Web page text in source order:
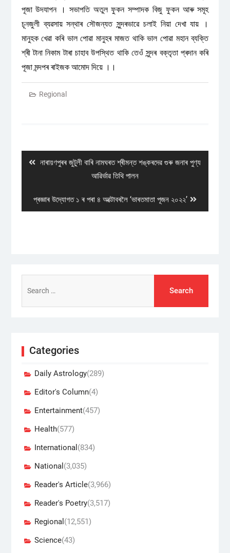
পূজা উদযাপন । সভাপতি অতুল ফুকন সম্পাদক বিজু ফুকন আৰু সমূহ
চূনজুলী ব্যৱসায় সন্থাৰ সৌজন্যত সুন্দৰভাৱে চলাই নিয়া দেখা যায় ।
মানুহক খেৱা কৰি ভাল পোৱা মানুহৰ মাজত থাকি ভাল পোৱা মহান ব্যক্তি
শ্ৰী টানা নিকাম টাৰা চাহাব উপস্থিত থাকি তেওঁ সূন্দৰ বক্তৃতা প্ৰদান কৰি
পূজা মন্দপৰ ৰাইজক আমোদ দিয়ে ।।
Regional
Previous
নাৰায়ণপুৰৰ জুটুলী বাৰি নামঘৰত শ্ৰীমন্ত শঙ্কৰদেৱ গুৰু জনাৰ পুণ্য
আৱিৰ্ভাৱ তিথি পালন
Next
post:
প্ৰজ্ঞাৰ উদ্যোগত ১ ৰ পৰা ৪ অক্টোবৰলৈ ‘ভাৰতমাতা পূজন ২০২২’
for:
Categories
Daily Astrology(289)
Editor's Column(4)
Entertainment(457)
Health(577)
International (834)
National (3,035)
Reader's Article(3,966)
Reader's Poetry(3,517)
Regional (12,551)
Science(43)